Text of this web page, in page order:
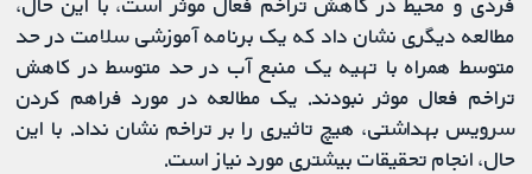
مطالعه دیگری نشان داد که یک برنامه آموزشی سلامت در حد
متوسط ​​همراه با تهیه یک منبع آب در حد متوسط ​​در کاهش
تراخم فعال موثر نبودند. یک مطالعه در مورد فراهم کردن
سرویس بهداشتی، هیچ تاثیری را بر تراخم نشان نداد. با این
حال، انجام تحقیقات بیشتری مورد نیاز است.